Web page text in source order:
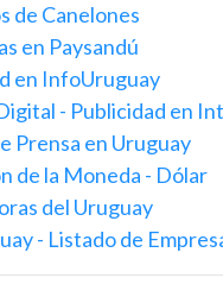
de Canelones
en Paysandú
en InfoUruguay
- Publicidad en
Prensa en Uruguay
de la Moneda - Dólar
del Uruguay
- Listado de